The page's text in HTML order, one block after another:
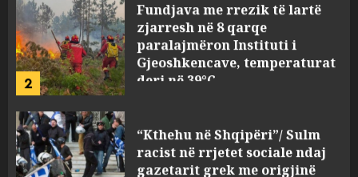
2
Gjeoshkencave, temperaturat
deri në 39°C
AUGUST 8, 2026
3
“Kthehu në Shqipëri”/ Sulm
shqiptare: Je mysafir këtu,
nuk duhet të flasësh!
AUGUST 8, 2026